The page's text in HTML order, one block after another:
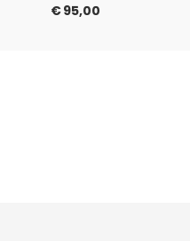
€95,00